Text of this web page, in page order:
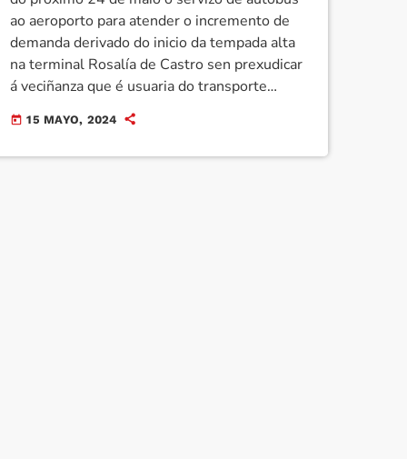
ao aeroporto para atender o incremento de
demanda derivado do inicio da tempada alta
na terminal Rosalía de Castro sen prexudicar
á veciñanza que é usuaria do transporte
público. Para iso, desdobrarase a actual liña
6A, de maneira que terá servizos directo ao
aeroporto desde a estación intermodal e sen
today 15 MAYO, 2024